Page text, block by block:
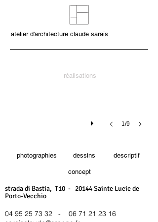
atelier d'architecture claude saraïs
photographies dessins descriptif
concept
1/9
réalisations
strada di Bastia, T10 - 20144 Sainte Lucie de
Porto-Vecchio
04 95 25 73 32 - 06 71 21 23 16